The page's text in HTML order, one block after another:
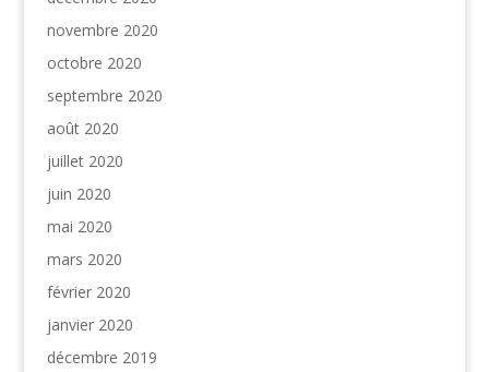
novembre 2020
octobre 2020
septembre 2020
août 2020
juillet 2020
juin 2020
mai 2020
mars 2020
février 2020
janvier 2020
décembre 2019